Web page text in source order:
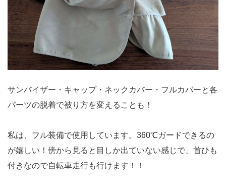
サンバイザー・キャップ・ネックカバー・フルカバーと各
パーツの脱着で被り方を変えることも！
私は、フル装備で使用しています。360℃ガードできるの
が嬉しい！傍から見ると目しか出ていない感じで、首ひも
付きなので自転車走行も行けます！！